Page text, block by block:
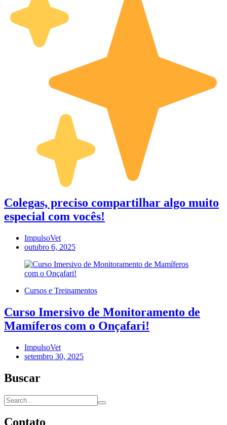
Colegas, preciso compartilhar algo muito
especial com vocês!
ImpulsoVet
outubro 6, 2025
Cursos e Treinamentos
Curso Imersivo de Monitoramento de
Mamíferos com o Onçafari!
ImpulsoVet
setembro 30, 2025
Buscar
Contato